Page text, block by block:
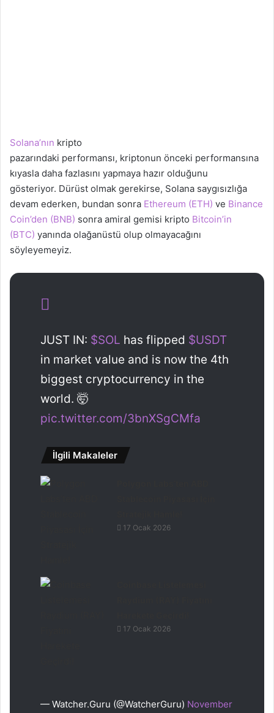
Solana’nın kripto
pazarındaki performansı, kriptonun önceki performansına
kıyasla daha fazlasını yapmaya hazır olduğunu
gösteriyor. Dürüst olmak gerekirse, Solana saygısızlığa
devam ederken, bundan sonra Ethereum (ETH) ve Binance
Coin’den (BNB) sonra amiral gemisi kripto Bitcoin’in
(BTC) yanında olağanüstü olup olmayacağını
söyleyemeyiz.
JUST IN: $SOL has flipped $USDT
in market value and is now the 4th
biggest cryptocurrency in the
world. 🤯
pic.twitter.com/3bnXSgCMfa
İlgili Makaleler
17 Ocak 2026
17 Ocak 2026
— Watcher.Guru (@WatcherGuru) November